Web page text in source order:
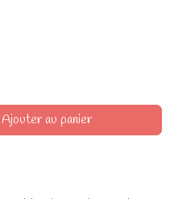
Ajouter au panier